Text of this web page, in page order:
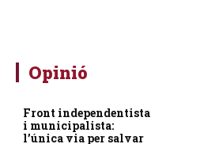
Opinió
Front independentista
i municipalista:
l’única via per salvar